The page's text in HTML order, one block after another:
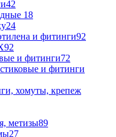
42
18
24
и фитинги92
92
и фитинги72
и фитинги
хомуты, крепеж
метизы89
27